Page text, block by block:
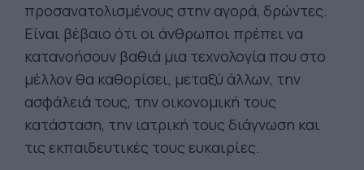
προσανατολισμένους στην αγορά, δρώντες.
Είναι βέβαιο ότι οι άνθρωποι πρέπει να
κατανοήσουν βαθιά μια τεχνολογία που στο
μέλλον θα καθορίσει, μεταξύ άλλων, την
ασφάλειά τους, την οικονομική τους
κατάσταση, την ιατρική τους διάγνωση και
τις εκπαιδευτικές τους ευκαιρίες.